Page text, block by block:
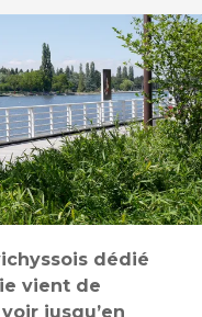
dédié
vient de
jusqu’en